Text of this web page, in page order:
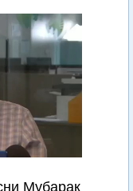
Мубарак